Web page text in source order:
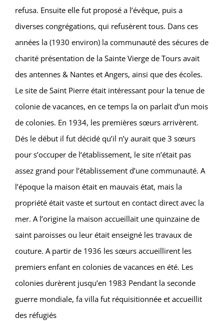
refusa. Ensuite elle fut proposé a l’évêque, puis a
diverses congrégations, qui refusèrent tous. Dans ces
années la (1930 environ) la communauté des sécures de
charité présentation de la Sainte Vierge de Tours avait
des antennes & Nantes et Angers, ainsi que des écoles.
Le site de Saint Pierre était intéressant pour la tenue de
colonie de vacances, en ce temps la on parlait d’un mois
de colonies. En 1934, les premières sœurs arrivèrent.
Dés le début il fut décidé qu’il n’y aurait que 3 sœurs
pour s’occuper de l‘établissement, le site n’était pas
assez grand pour l’établissement d’une communauté. A
l’époque la maison était en mauvais état, mais la
propriété était vaste et surtout en contact direct avec la
mer. A l’origine la maison accueillait une quinzaine de
saint paroisses ou leur était enseigné les travaux de
couture. A partir de 1936 les sœurs accueillirent les
premiers enfant en colonies de vacances en été. Les
colonies durèrent jusqu’en 1983 Pendant la seconde
guerre mondiale, fa villa fut réquisitionnée et accueillit
des réfugiés